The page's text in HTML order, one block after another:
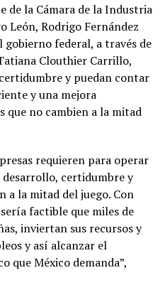
de la Cámara de la Industria
León, Rodrigo Fernández
federal, a través de
Clouthier Carrillo,
y puedan contar
y una mejora
que no cambien a la mitad
requieren para operar
certidumbre y
a la mitad del juego. Con
factible que miles de
inviertan sus recursos y
y así alcanzar el
que México demanda”,